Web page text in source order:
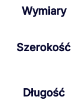
Wymiary
Szerokość
Długość